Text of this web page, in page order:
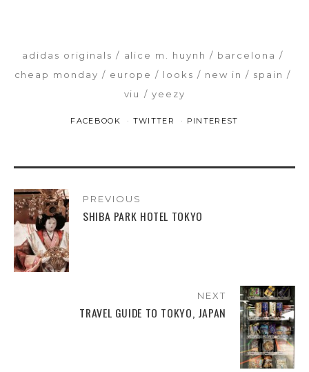
adidas originals alice m. huynh
barcelona
cheap monday
europe looks new in
spain
viu
yeezy
FACEBOOK TWITTER PINTEREST
PREVIOUS
SHIBA PARK HOTEL TOKYO
NEXT
TRAVEL GUIDE TO TOKYO, JAPAN